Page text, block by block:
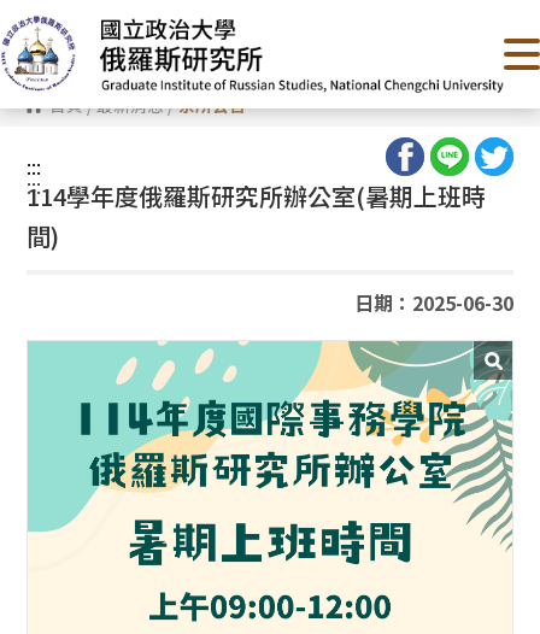
跳
到
主
要
內
容 首頁/最新消息/系所公告
:::
:::
114學年度俄羅斯研究所辦公室(暑期上班時
間)
日期：2025-06-30